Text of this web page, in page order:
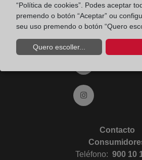
Ir a Linkedin
Ir a Instagram
Contacto
Teléfono: 900 10
“Política de cookies”. Podes aceptar
premendo o botón “Aceptar” ou
seu uso premendo o botón “Quero
Quero escoller...